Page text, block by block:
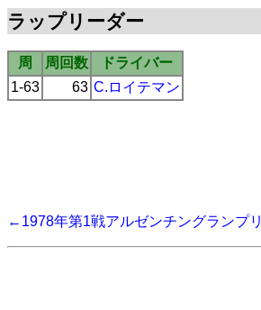
ラップリーダー
周 周回数
ドライバー
1-63
63 C.ロイテマン
←1978年第1戦アルゼンチングランプリ